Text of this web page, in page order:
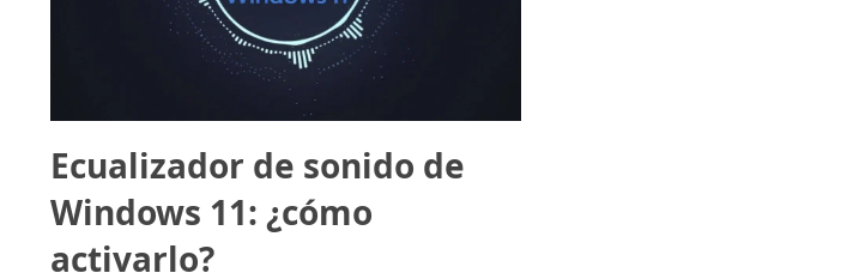
Ecualizador de sonido de
Windows 11: ¿cómo
activarlo?